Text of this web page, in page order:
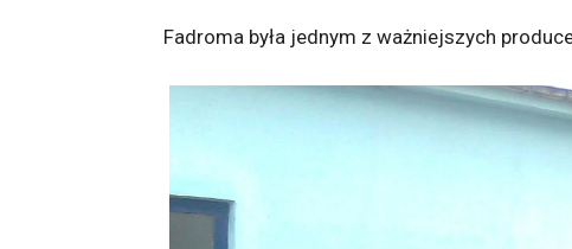
Fadroma była jednym z ważniejszych